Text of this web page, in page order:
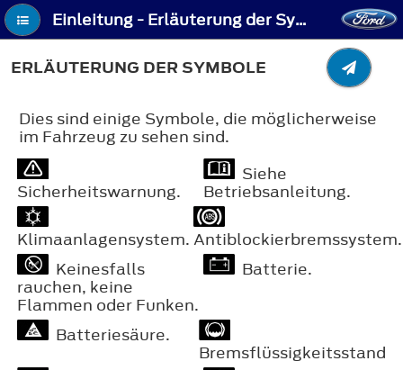
Einleitung - Erläuterung der Symbole
ERLÄUTERUNG DER SYMBOLE
Dies sind einige Symbole, die möglicherweise
im Fahrzeug zu sehen sind.
Sicherheitswarnung.
Siehe
Betriebsanleitung.
Klimaanlagensystem. Antiblockierbremssystem.
Keinesfalls
rauchen, keine
Flammen oder Funken.
Batterie.
Batteriesäure.
Bremsflüssigkeitsstand